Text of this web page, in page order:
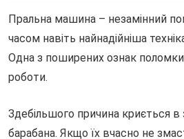
Пральна машина – незамінний
часом навіть найнадійніша
Одна з поширених ознак поломки
роботи.
Здебільшого причина криється в
барабана. Якщо їх вчасно не